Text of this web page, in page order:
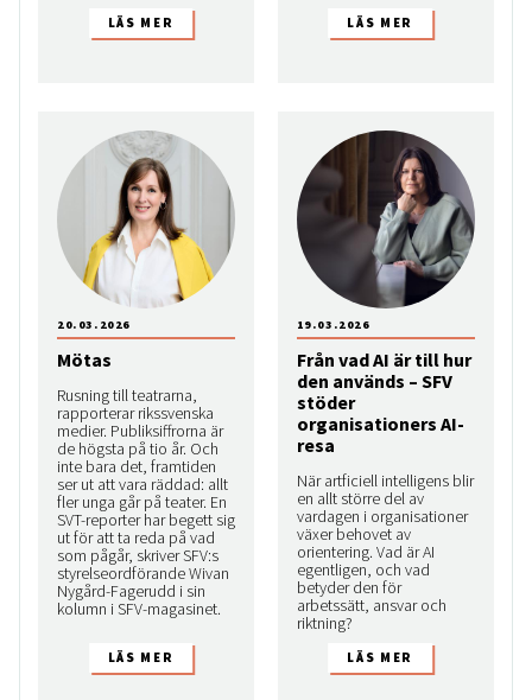
Mötas
Rusning till teatrarna,
rapporterar rikssvenska
medier. Publiksiffrorna är
de högsta på tio år. Och
inte bara det, framtiden
ser ut att vara räddad: allt
fler unga går på teater. En
SVT-reporter har begett sig
ut för att ta reda på vad
som pågår, skriver SFV:s
styrelseordförande Wivan
Nygård-Fagerudd i sin
kolumn i SFV-magasinet.
20.03.2026
Från vad AI är till hur
den används – SFV
stöder
organisationers AI-
resa
När artficiell intelligens blir
en allt större del av
vardagen i organisationer
växer behovet av
orientering. Vad är AI
egentligen, och vad
betyder den för
arbetssätt, ansvar och
riktning?
19.03.2026